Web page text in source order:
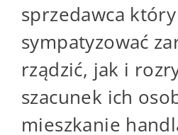
sprzedawca który
sympatyzować
rządzić, jak i
szacunek ich
mieszkanie